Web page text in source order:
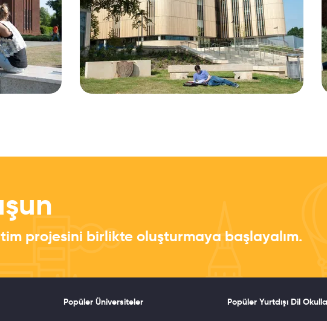
projesini birlikte oluşturmaya başlayalım.
Popüler Üniversiteler Popüler Yurtdışı Dil